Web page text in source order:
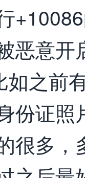
恶意
如之前
份证
很多